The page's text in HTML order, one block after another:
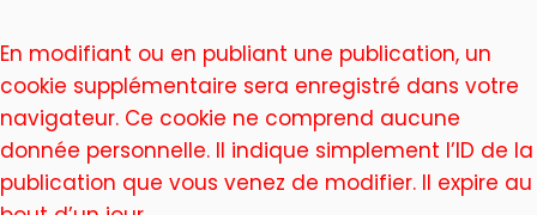
En modifiant ou en publiant une publication, un
cookie supplémentaire sera enregistré dans votre
navigateur. Ce cookie ne comprend aucune
donnée personnelle. Il indique simplement l’ID de la
publication que vous venez de modifier. Il expire au